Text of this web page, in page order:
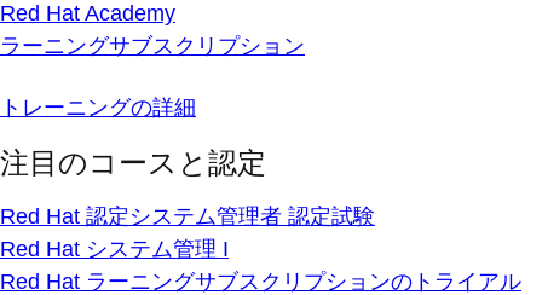
Red Hat Academy
ラーニングサブスクリプション
トレーニングの詳細
注目のコースと認定
Red Hat 認定システム管理者 認定試験
Red Hat システム管理 I
Red Hat ラーニングサブスクリプションのトライアル